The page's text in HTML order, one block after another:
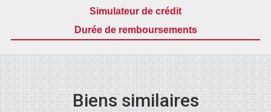
Simulateur de crédit
Durée de remboursements
Biens similaires